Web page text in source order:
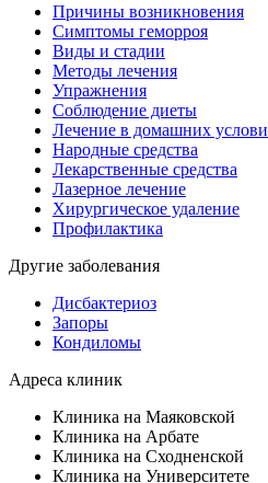
Причины возникновения
Симптомы геморроя
Виды и стадии
Методы лечения
Упражнения
Соблюдение диеты
Лечение в домашних
Народные средства
Лекарственные средства
Лазерное лечение
Хирургическое удаление
Профилактика
Другие заболевания
Дисбактериоз
Запоры
Кондиломы
Адреса клиник
Клиника на Маяковской
Клиника на Арбате
Клиника на Сходненской
Клиника на Университете